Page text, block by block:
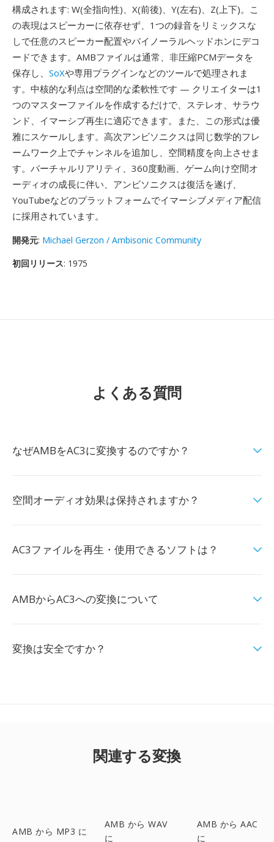
構成されます: W(全指向性)、X(前後)、Y(左右)、Z(上下)。こ
の表現はスピーカーに依存せず、1つの録音をリミックスな
しで任意のスピーカー配置やバイノーラルヘッドホンにデコ
ードできます。AMBファイルは通常、非圧縮PCMデータを
保存し、 SoXや専用プラグインなどのツールで処理されま
す。中核的な利点は空間的な柔軟性です — クリエイターは1
つのマスターファイルを作成するだけで、ステレオ、サラウ
ンド、イマーシブ再生に適応できます。また、この形式は優
雅にスケールします。高次アンビソニクスは同じ数学的フレ
ームワーク上でチャンネルを追加し、空間精度を向上させま
す。バーチャルリアリティ、360度動画、ゲーム向け空間オ
ーディオの成長に伴い、アンビソニクスは復活を遂げ、
YouTubeなどのプラットフォームでイマーシブメディア配信
に採用されています。
開発元: Michael Gerzon / Ambisonic Community
初回リリース: 1975
よくある質問
なぜAMBをAC3に変換するのですか？
空間オーディオ効果は保持されますか？
AC3ファイルを再生・使用できるソフトは？
AMBからAC3への変換について
変換は安全ですか？
関連する変換
AMB から MP3 に
AMB から WAV
に
AMB から AAC
に